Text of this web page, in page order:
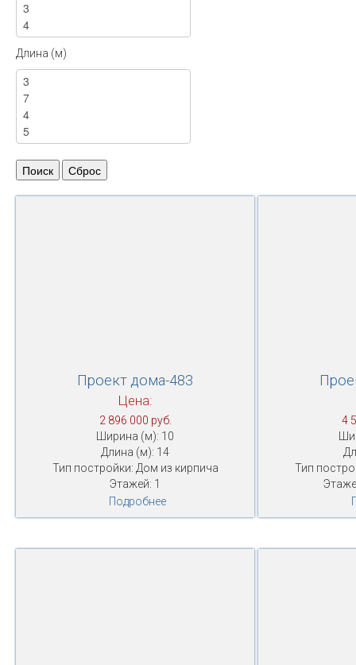
Длина (м)
Проект дома-483
Цена:
2 896 000 руб.
Ширина (м): 10
Длина (м): 14
Тип постройки: Дом из кирпича
Этажей: 1
Подробнее
4
Тип